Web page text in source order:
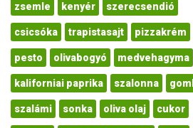
zsemle kenyér szerecsendió
csicsóka trapistasajt pizzakrém
pesto olivabogyó medvehagyma
kaliforniai paprika szalonna
szalámi sonka oliva olaj cukor